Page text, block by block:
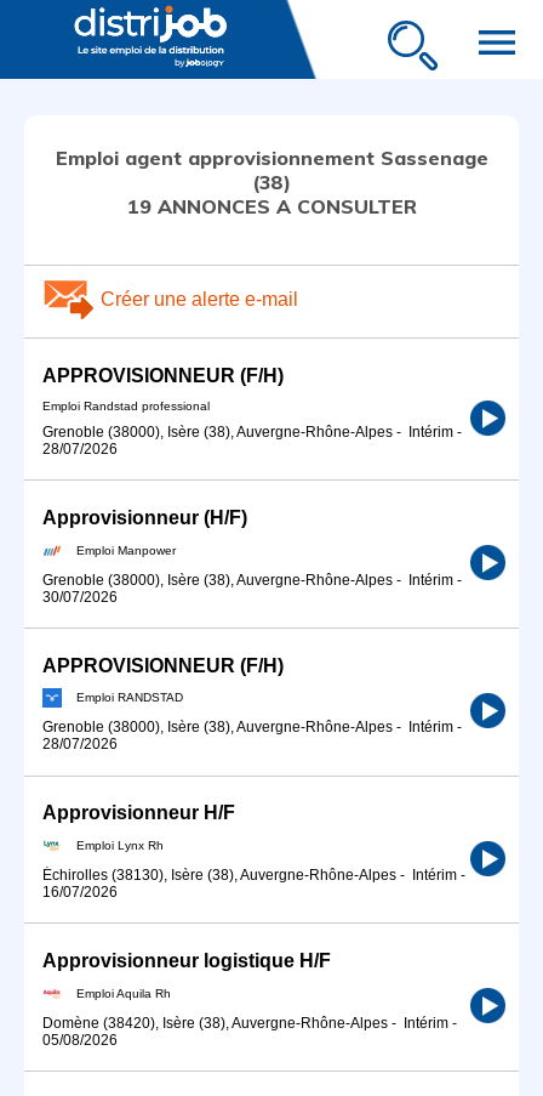
menu
Emploi agent approvisionnement Sassenage
(38)
19 ANNONCES A CONSULTER
Créer une alerte e-mail
APPROVISIONNEUR (F/H)
Emploi Randstad professional
Grenoble (38000), Isère (38), Auvergne-Rhône-Alpes - Intérim -
28/07/2026
Approvisionneur (H/F)
Emploi Manpower
Grenoble (38000), Isère (38), Auvergne-Rhône-Alpes - Intérim -
30/07/2026
APPROVISIONNEUR (F/H)
Emploi RANDSTAD
Grenoble (38000), Isère (38), Auvergne-Rhône-Alpes - Intérim -
28/07/2026
Approvisionneur H/F
Emploi Lynx Rh
Échirolles (38130), Isère (38), Auvergne-Rhône-Alpes - Intérim -
16/07/2026
Approvisionneur logistique H/F
Emploi Aquila Rh
Domène (38420), Isère (38), Auvergne-Rhône-Alpes - Intérim -
05/08/2026